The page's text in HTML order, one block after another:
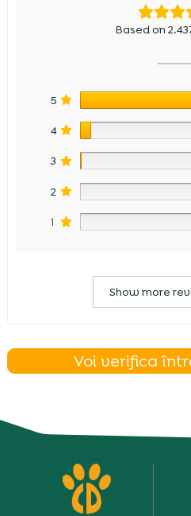
Based on
5
4
3
2
1
Show more
Voi verifica